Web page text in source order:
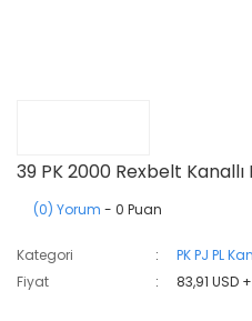
39 PK 2000 Rexbelt Kanallı
(0) Yorum - 0 Puan
Kategori
PK PJ PL
Fiyat
83,91 USD